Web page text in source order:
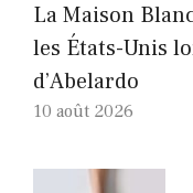
La Maison
les États-Unis
d’Abelardo
10 août 2026